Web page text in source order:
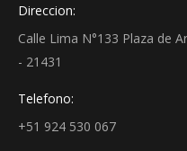
Direccion:
Calle Lima N°133 Plaza de
- 21431
Telefono:
+51 924 530 067